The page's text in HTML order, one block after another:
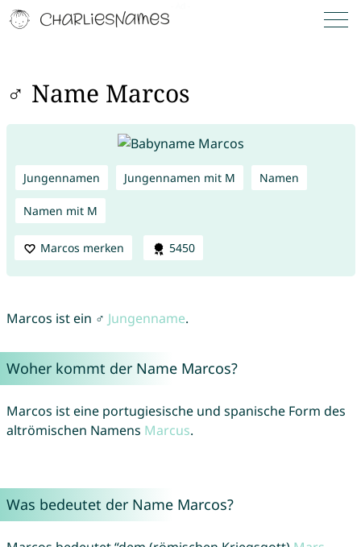
♂ Name Marcos
Jungennamen Jungennamen mit M Namen
Namen mit M
Marcos merken 5450
Marcos ist ein ♂ Jungenname.
Woher kommt der Name Marcos?
Marcos ist eine portugiesische und spanische Form des
altrömischen Namens Marcus.
Was bedeutet der Name Marcos?